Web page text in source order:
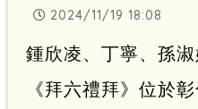
2024/11/19 18:08
鍾欣凌、丁寧、孫
《拜六禮拜》位於